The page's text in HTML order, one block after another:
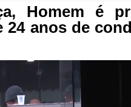
Homem é
24 anos de